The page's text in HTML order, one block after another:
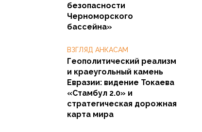
безопасности
Черноморского
бассейна»
ВЗГЛЯД АНКАСАМ
Геополитический реализм
и краеугольный камень
Евразии: видение Токаева
«Стамбул 2.0» и
стратегическая дорожная
карта мира